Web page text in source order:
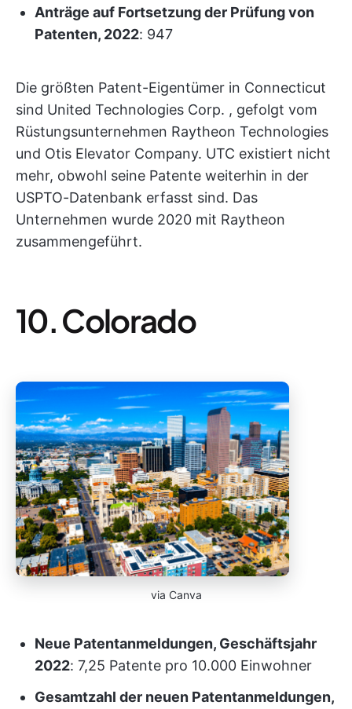
Anträge auf Fortsetzung der Prüfung von
Patenten, 2022: 947
Die größten Patent-Eigentümer in Connecticut
sind United Technologies Corp. , gefolgt vom
Rüstungsunternehmen Raytheon Technologies
und Otis Elevator Company. UTC existiert nicht
mehr, obwohl seine Patente weiterhin in der
USPTO-Datenbank erfasst sind. Das
Unternehmen wurde 2020 mit Raytheon
zusammengeführt.
10. Colorado
via Canva
Neue Patentanmeldungen, Geschäftsjahr
2022: 7,25 Patente pro 10.000 Einwohner
Gesamtzahl der neuen Patentanmeldungen,